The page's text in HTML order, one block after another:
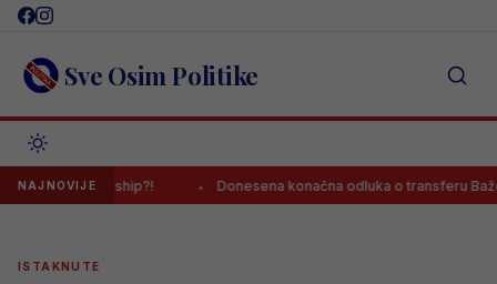
Skip
content Sve Osim Politike
NAJNOVIJE
Premiership?! Donesena konačna odluka o transferu Baždara!
ISTAKNUTE